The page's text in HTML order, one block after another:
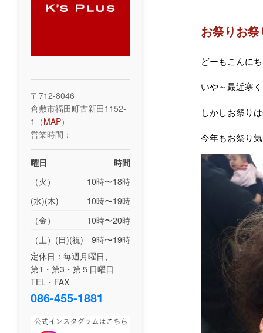
お祭りお
どーもこんに
いや～最近寒
しかしお祭り
今年もお祭り
〒712-8046
倉敷市福田町古新田1152-
1（MAP）
営業時間：
曜日
時間
（火）
10時〜18時
(水)(木)
10時〜19時
（金）
10時〜20時
（土）(日)(祝)
9時〜19時
定休日：毎週月曜日、
第1・第3・第５日曜日
TEL・FAX
086-455-1881